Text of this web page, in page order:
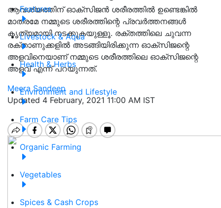
Features
Livestock & Aqua
Health & Herbs
Environment and Lifestyle
Farm Care Tips
Organic Farming
Vegetables
Spices & Cash Crops
ആവശ്യത്തിന് ഓക്സിജൻ ശരീരത്തിൽ ഉണ്ടെങ്കിൽ
മാത്രമേ നമ്മുടെ ശരീരത്തിന്റെ പ്രവർത്തനങ്ങൾ
കൃത്യമായി നടക്കുകയുള്ളൂ. രക്തത്തിലെ ചുവന്ന
രക്താണുക്കളിൽ അടങ്ങിയിരിക്കുന്ന ഓക്സിജന്റെ
അളവിനെയാണ് നമ്മുടെ ശരീരത്തിലെ ഓക്സിജന്റെ
അളവ് എന്ന് പറയുന്നത്.
Meera Sandeep
Updated 4 February, 2021 11:00 AM IST